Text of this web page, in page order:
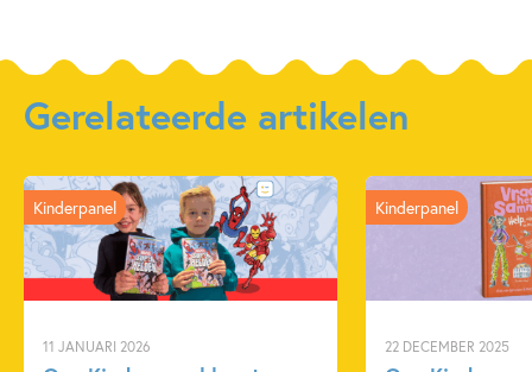
Gerelateerde artikelen
11 JANUARI 2026
Kinderpanel
22 DECEMBER 2025
Kinderpanel